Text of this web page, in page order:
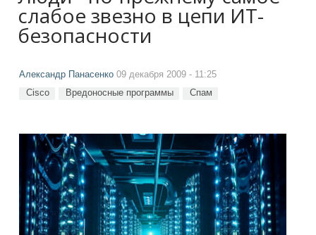
слабое звезно в цепи ИТ-
безопасности
Александр Панасенко 09 декабря 2009 - 11:25
Cisco Вредоносные программы Спам